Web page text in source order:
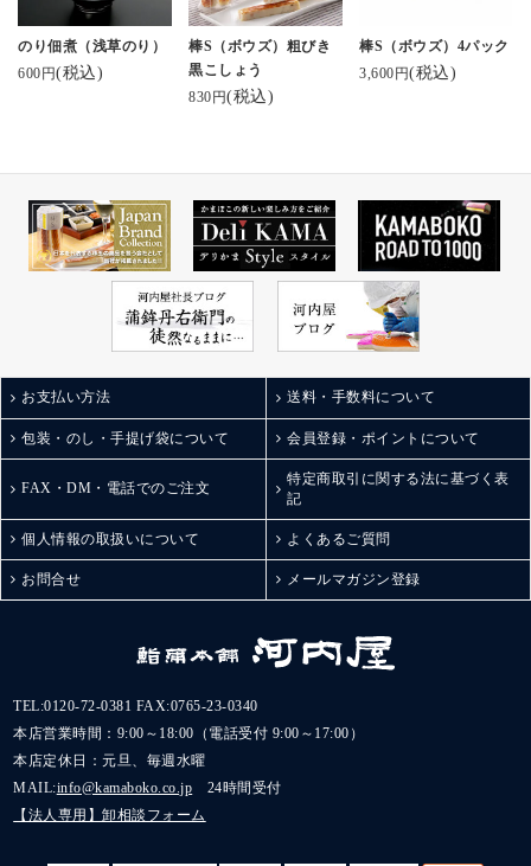
のり佃煮（浅草のり）
600円(税込)
棒S（ボウズ）粗びき
黒こしょう
830円(税込)
棒S（ボウズ）4パック
3,600円(税込)
お支払い方法 送料・手数料について
包装・のし・手提げ袋について 会員登録・ポイントについて
FAX・DM・電話でのご注文
特定商取引に関する法に基づく表
記
個人情報の取扱いについて よくあるご質問
お問合せ メールマガジン登録
TEL:0120-72-0381
FAX:0765-23-0340
本店営業時間：9:00～18:00（電話受付 9:00～17:00）
本店定休日：元旦、毎週水曜
MAIL:info@kamaboko.co.jp 24時間受付
【法人専用】卸相談フォーム